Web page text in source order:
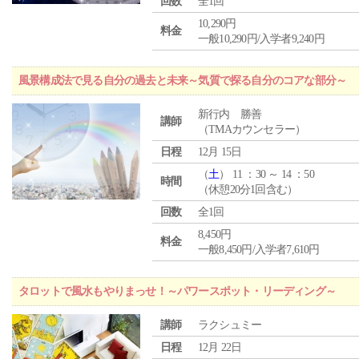
料金
10,290円
一般10,290円/入学者9,240円
風景構成法で見る自分の過去と未来～気質で探る自分のコアな部分～
講師
新行内 勝善
（TMAカウンセラー）
日程
12月 15日
時間
（土） 11 ：30 ～ 14 ：50
（休憩20分1回含む）
回数
全1回
料金
8,450円
一般8,450円/入学者7,610円
タロットで風水もやりまっせ！～パワースポット・リーディング～
講師
ラクシュミー
日程
12月 22日